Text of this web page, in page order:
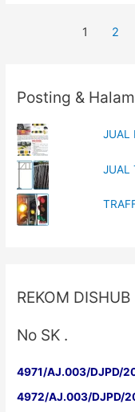
yang
di
Pabrik
Rambu
1 2
Posting &
JUAL
JUAL
REKOM DISHUB
No SK .
4971/AJ.003/DJPD/
4972/AJ.003/DJPD/